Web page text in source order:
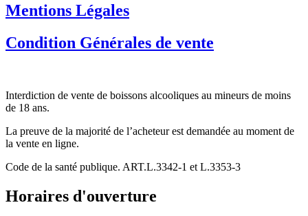
Mentions Légales
Condition Générales de vente
Interdiction de vente de boissons alcooliques au mineurs de moins
de 18 ans.
La preuve de la majorité de l’acheteur est demandée au moment de
la vente en ligne.
Code de la santé publique. ART.L.3342-1 et L.3353-3
Horaires d'ouverture